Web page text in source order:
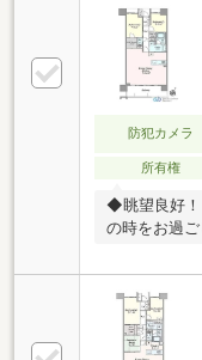
防犯カメラ
所有権
◆眺望良好！
の時をお過